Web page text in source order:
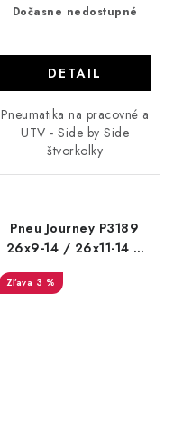
Dočasne nedostupné
DETAIL
Pneumatika na pracovné a
UTV - Side by Side
štvorkolky
Pneu Journey P3189
26x9-14 / 26x11-14 6
3 %